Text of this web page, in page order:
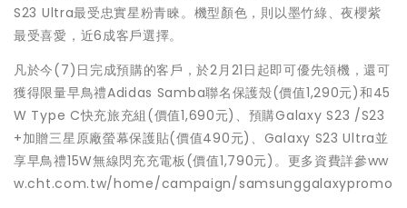
S23 Ultra最受忠實星粉青睞。機型顏色，則以墨竹綠、夜櫻紫
最受喜愛，近6成客戶選擇。
凡於今(7)日完成預購的客戶，於2月21日起即可優先領機，還可
獲得限量早鳥禮Adidas Samba聯名保護殼(價值1,290元)和45
W Type C快充旅充組(價值1,690元)、預購Galaxy S23 /S23
+加贈三星原廠螢幕保護貼(價值490元)、Galaxy S23 Ultra並
享早鳥禮15W無線閃充充電板(價值1,790元)。更多資費詳參ww
w.cht.com.tw/home/campaign/samsunggalaxypromo